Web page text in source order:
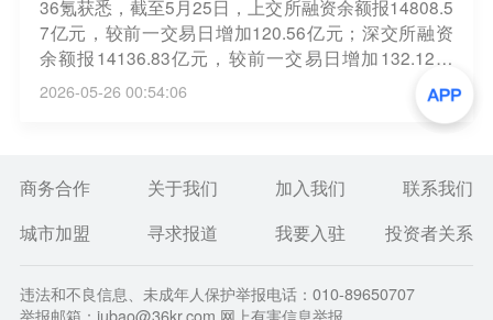
36氪获悉，截至5月25日，上交所融资余额报14808.5
7亿元，较前一交易日增加120.56亿元；深交所融资
余额报14136.83亿元，较前一交易日增加132.12亿
元；两市合计28945.4亿元，较前一交易日增加252.6
2026-05-26 00:54:06
商务合作 关于我们 加入我们
联系我们
城市加盟
寻求报道 我要入驻 投资者关系
违法和不良信息、未成年人保护举报电话：010-89650707